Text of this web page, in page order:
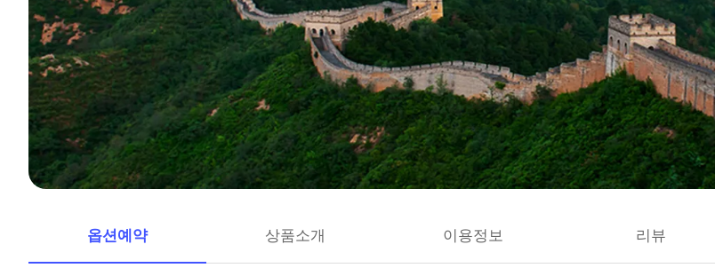
옵션예약 상품소개 이용정보 리뷰